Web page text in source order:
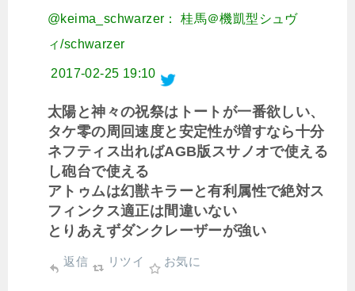
@keima_schwarzer： 桂馬＠機凱型シュヴ
ィ/schwarzer
2017-02-25 19:10
太陽と神々の祝祭はトートが一番欲しい、
タケ零の周回速度と安定性が増すなら十分
ネフティス出ればAGB版スサノオで使える
し砲台で使える
アトゥムは幻獣キラーと有利属性で絶対ス
フィンクス適正は間違いない
とりあえずダンクレーザーが強い
返信 リツイ お気に